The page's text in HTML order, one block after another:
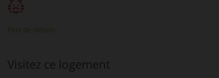
Plus de détails
Visitez ce logement